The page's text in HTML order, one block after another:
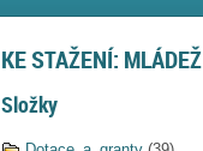
KE STAŽENÍ: MLÁDEŽ
Složky